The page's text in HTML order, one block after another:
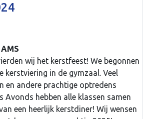
wij het kerstfeest! We begonnen
kerstviering in de gymzaal. Veel
en andere prachtige optredens
Avonds hebben alle klassen samen
een heerlijk kerstdiner! Wij wensen